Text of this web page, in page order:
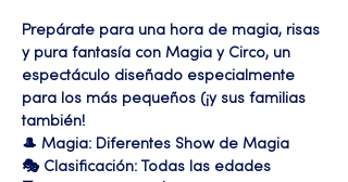
Prepárate para una hora de magia, risas
y pura fantasía con Magia y Circo, un
espectáculo diseñado especialmente
para los más pequeños (¡y sus familias
también!
🎩 Magia: Diferentes Show de Magia
🎭 Clasificación: Todas las edades